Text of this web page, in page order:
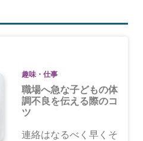
趣味・仕事
職場へ急な子どもの体
調不良を伝える際のコ
ツ
連絡はなるべく早くそ